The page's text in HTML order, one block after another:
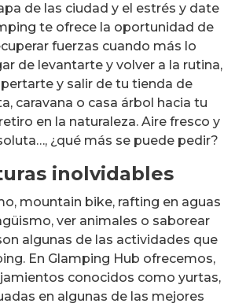
de las ciudad y el estrés y date
te ofrece la oportunidad de
fuerzas cuando más lo
de levantarte y volver a la rutina,
y salir de tu tienda de
caravana o casa árbol hacia tu
en la naturaleza. Aire fresco y
¿qué más se puede pedir?
inolvidables
mountain bike, rafting en aguas
ver animales o saborear
algunas de las actividades que
En Glamping Hub ofrecemos,
conocidos como yurtas,
en algunas de las mejores